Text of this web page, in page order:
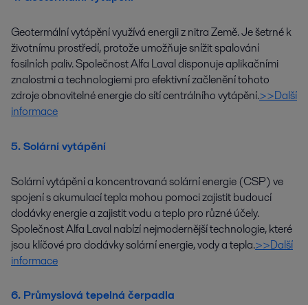
Geotermální vytápění využívá energii z nitra Země. Je šetrné k
životnímu prostředí, protože umožňuje snížit spalování
fosilních paliv. Společnost Alfa Laval disponuje aplikačními
znalostmi a technologiemi pro efektivní začlenění tohoto
zdroje obnovitelné energie do sítí centrálního vytápění.>>Další
informace
5. Solární vytápění
Solární vytápění a koncentrovaná solární energie (CSP) ve
spojení s akumulací tepla mohou pomoci zajistit budoucí
dodávky energie a zajistit vodu a teplo pro různé účely.
Společnost Alfa Laval nabízí nejmodernější technologie, které
jsou klíčové pro dodávky solární energie, vody a tepla.>>Další
informace
6. Průmyslová tepelná čerpadla